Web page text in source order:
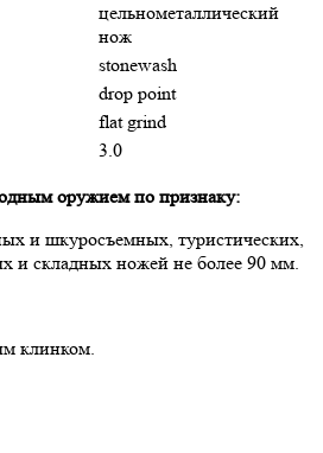
цельнометаллический
нож
stonewash
drop point
flat grind
3.0
оружием по признаку:
и шкуросъемных, туристических,
и складных ножей не более 90 мм.
клинком.